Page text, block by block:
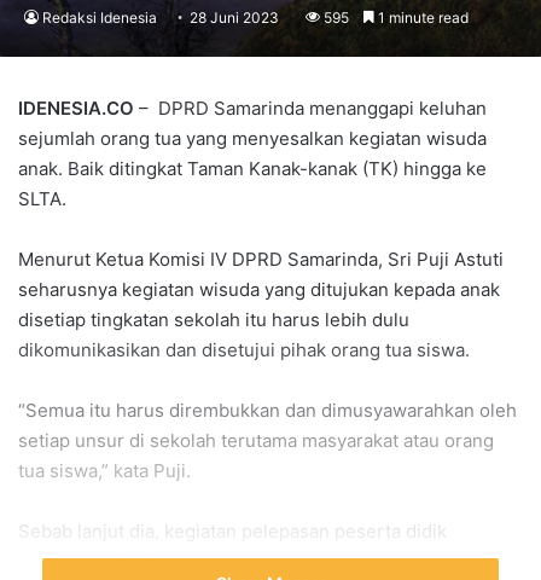
Redaksi Idenesia 28 Juni 2023 595 1 minute read
IDENESIA.CO – DPRD Samarinda menanggapi keluhan
sejumlah orang tua yang menyesalkan kegiatan wisuda
anak. Baik ditingkat Taman Kanak-kanak (TK) hingga ke
SLTA.
Menurut Ketua Komisi IV DPRD Samarinda, Sri Puji Astuti
seharusnya kegiatan wisuda yang ditujukan kepada anak
disetiap tingkatan sekolah itu harus lebih dulu
dikomunikasikan dan disetujui pihak orang tua siswa.
“Semua itu harus dirembukkan dan dimusyawarahkan oleh
setiap unsur di sekolah terutama masyarakat atau orang
tua siswa,” kata Puji.
Sebab lanjut dia, kegiatan pelepasan peserta didik
merupakan bentuk seremonial yang seharusnya